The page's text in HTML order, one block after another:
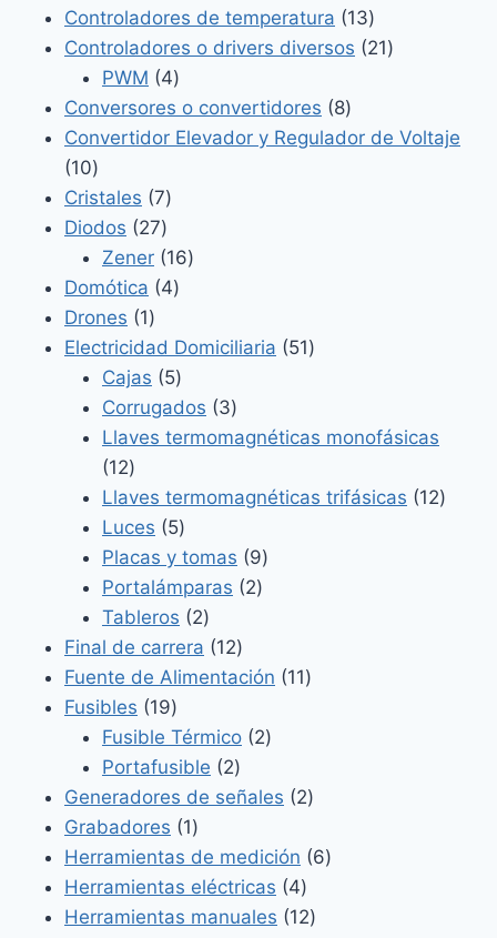
producto
Controladores de temperatura 1313
productos
Controladores o drivers diversos 2121
PWM 44
productos
Conversores o convertidores 88
productos
Convertidor Elevador y Regulador de Voltaje
1010
productos
Cristales 77
productos
Diodos 2727
productos
Zener 1616
Domótica 44
Drones 11
producto
Electricidad Domiciliaria 5151
Cajas 55
productos
Corrugados 33
productos
Llaves termomagnéticas monofásicas
1212
productos
Llaves termomagnéticas trifásicas 1212
Luces 55
productos
Placas y tomas 99
productos
Portalámparas 22
Tableros 22
productos
Final de carrera 1212
productos
Fuente de Alimentación 1111
Fusibles 1919
productos
Fusible Térmico 22
Portafusible 22
productos
Generadores de señales 22
Grabadores 11
producto
Herramientas de medición 66
Herramientas eléctricas 44
productos
Herramientas manuales 1212